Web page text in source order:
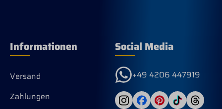
Informationen
Versand
Zahlungen
Social Media
+49 4206 447919